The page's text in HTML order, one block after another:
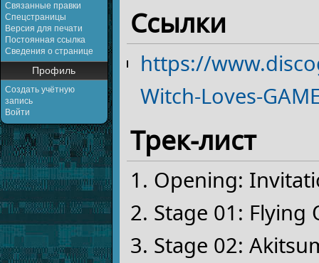
Связанные правки
Спецстраницы
Версия для печати
Постоянная ссылка
Сведения о странице
Профиль
Создать учётную
запись
Войти
Ссылки
https://
Witch-Loves-
Трек-лист
Opening:
Stage 01: Flying
Stage 02: